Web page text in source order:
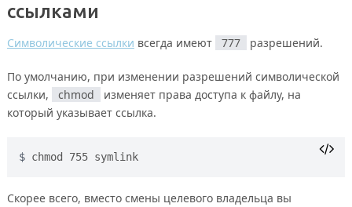
ссылками
Символические ссылки всегда имеют 777 разрешений.
По умолчанию, при изменении разрешений символической
ссылки,
chmod
изменяет права доступа к файлу, на
который указывает ссылка.
chmod 755 symlink
Скорее всего, вместо смены целевого владельца вы